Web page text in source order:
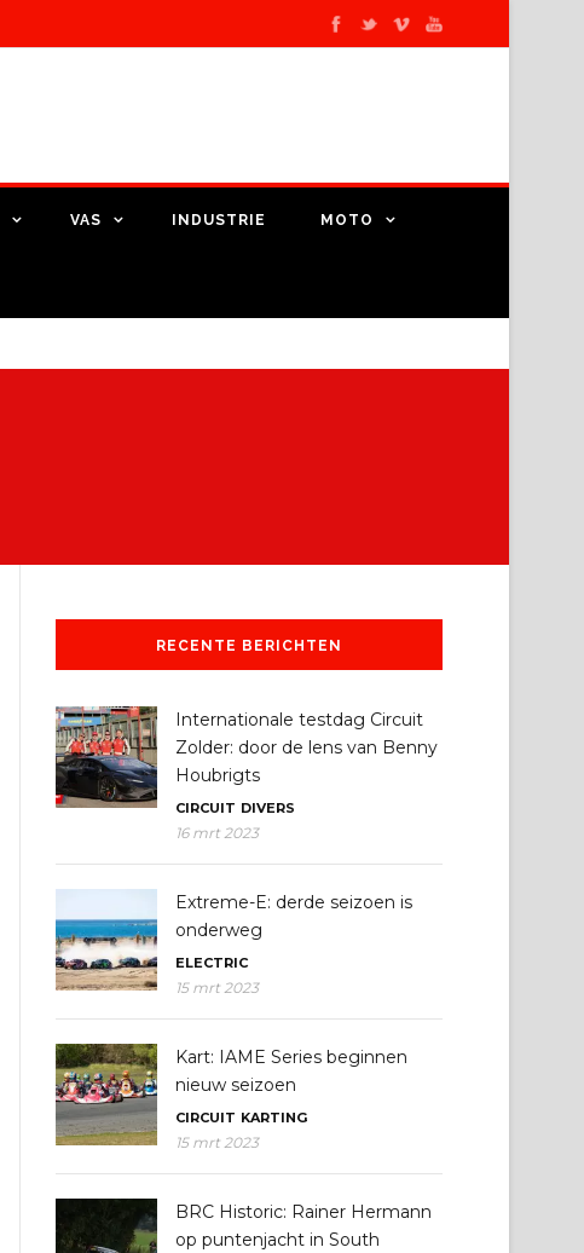
VAS INDUSTRIE MOTO
RECENTE BERICHTEN
Internationale testdag Circuit
Zolder: door de lens van Benny
Houbrigts
CIRCUIT DIVERS
16 mrt 2023
Extreme-E: derde seizoen is
onderweg
ELECTRIC
15 mrt 2023
Kart: IAME Series beginnen
nieuw seizoen
CIRCUIT KARTING
15 mrt 2023
BRC Historic: Rainer Hermann
op puntenjacht in South